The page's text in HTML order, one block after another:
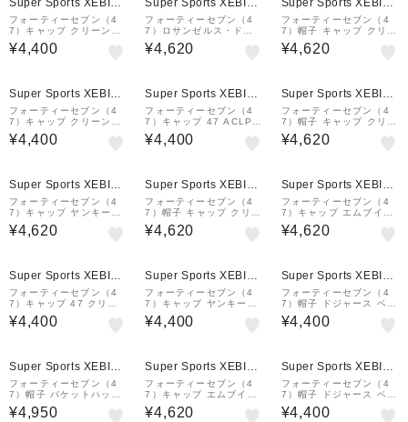
Super Sports XEBIO
&mall店
フォーティーセブン（4
7）キャップ クリーンナ
ップ ロサンゼルス・ドジ
ャース WELL-WORN ス
¥4,400
Super Sports XEBIO
&mall店
フォーティーセブン（4
7）ロサンゼルス・ドジ
ャース MVP Navy キャ
ップ B-MVP12WBV-NY
¥4,620
Super Sports XEBIO
&mall店
フォーティーセブン（4
7）帽子 キャップ クリー
ンナップ ニューヨーク・
ヤンキース Contrast Sti
¥4,620
Super Sports XEBIO
&mall店
フォーティーセブン（4
7）キャップ クリーンナ
ップ ニューヨーク・ヤン
キース ベージュ 55-59c
¥4,400
Super Sports XEBIO
&mall店
フォーティーセブン（4
7）キャップ 47 ACLPB
BSRBP12GWSHK 緑 5
5-59cm 14920565 ド
¥4,400
Super Sports XEBIO
&mall店
フォーティーセブン（4
7）帽子 キャップ クリー
ンナップ Disney ディズ
ニー ミッキーマウス 紺
¥4,620
Super Sports XEBIO
&mall店
フォーティーセブン（4
7）キャップ ヤンキース
MVP B-MVP17WBV-BK
T
¥4,620
Super Sports XEBIO
&mall店
フォーティーセブン（4
7）帽子 キャップ クリー
ンナップ ニューヨーク・
ヤンキース Contrast Sti
¥4,620
Super Sports XEBIO
&mall店
フォーティーセブン（4
7）キャップ エムブイピ
ー ロサンゼルス・ドジャ
ース スナップバックコレ
¥4,620
Super Sports XEBIO
&mall店
フォーティーセブン（4
7）キャップ 47 クリー
ンナップ ニューヨーク・
ヤンキース ノーループラ
¥4,400
Super Sports XEBIO
&mall店
フォーティーセブン（4
7）キャップ ヤンキース
ベースランナー B-BSRN
R17GWS-CC
¥4,400
Super Sports XEBIO
&mall店
フォーティーセブン（4
7）帽子 ドジャース ベー
ス ランナー キャップ ベ
ージュ 55-61cm B-BSR
¥4,400
Super Sports XEBIO
&mall店
フォーティーセブン（4
7）帽子 バケットハット
ロサンゼルス・ドジャー
ス TRENDY TEAM 149
¥4,950
Super Sports XEBIO
&mall店
フォーティーセブン（4
7）キャップ エムブイピ
ー ヤンキース ライトブ
ルー 55-59cm SP17WB
¥4,620
Super Sports XEBIO
&mall店
フォーティーセブン（4
7）帽子 ドジャース ベー
ス ランナー キャップ 黒
55-61cm B-BSRNR12
¥4,400